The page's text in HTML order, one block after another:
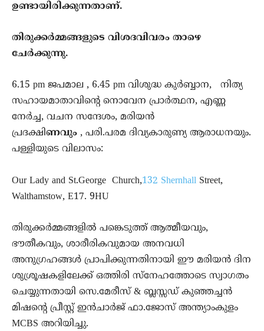
ഉണ്ടായിരിക്കുന്നതാണ്.
തിരുക്കര്‍മ്മങ്ങളുടെ വിശദവിവരം താഴെ
ചേര്‍ക്കുന്നു.
6.15 pm ജപമാല , 6.45 pm വിശുദ്ധ കുര്‍ബ്ബാന, നിത്യ
സഹായമാതാവിന്റെ നൊവേന പ്രാര്‍ത്ഥന, എണ്ണ
നേര്‍ച്ച, വചന സന്ദേശം, മരിയൻ
പ്രദക്ഷിണവും , പരി.പരമ ദിവ്യകാരുണ്യ ആരാധനയും.
പള്ളിയുടെ വിലാസം:
Our Lady and St.George Church,132 Shernhall Street,
Walthamstow, E17. 9HU
തിരുക്കര്‍മ്മങ്ങളില്‍ പങ്കെടുത്ത് ആത്മീയവും,
ഭൗതീകവും, ശാരീരികവുമായ അനവധി
അനുഗ്രഹങ്ങള്‍ പ്രാപിക്കുന്നതിനായി ഈ മരിയന്‍ ദിന
ശുശ്രൂഷകളിലേക്ക് ഒത്തിരി സ്‌നേഹത്തോടെ സ്വാഗതം
ചെയ്യുന്നതായി സെ.മേരീസ് & ബ്ലസ്സഡ് കുഞ്ഞച്ചൻ
മിഷന്റെ പ്രീസ്റ്റ് ഇൻചാർജ് ഫാ.ജോസ് അന്ത്യാംകുളം
MCBS അറിയിച്ചു.